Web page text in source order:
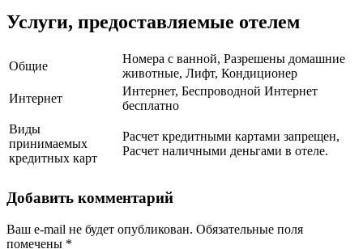
Услуги, предоставляемые отелем
Общие
Номера с ванной, Разрешены домашние
животные, Лифт, Кондиционер
Интернет
Интернет, Беспроводной Интернет
бесплатно
Виды
принимаемых
кредитных карт
Расчет кредитными картами запрещен,
Расчет наличными деньгами в отеле.
Добавить комментарий
Ваш e-mail не будет опубликован. Обязательные поля
помечены *